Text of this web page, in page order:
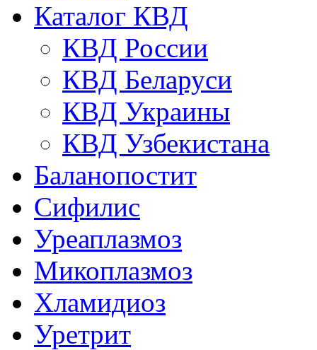
Каталог КВД
КВД России
КВД Беларуси
КВД Украины
КВД Узбекистана
Баланопостит
Сифилис
Уреаплазмоз
Микоплазмоз
Хламидиоз
Уретрит